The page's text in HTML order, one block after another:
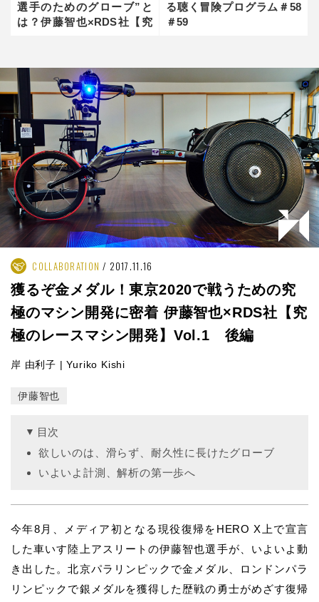
選手のためのグローブ”と
は？伊藤智也×RDS社【究
る聴く冒険プログラム＃58
＃59
COLLABORATION 2017.11.16
獲るぞ金メダル！東京2020で戦うための究
極のマシン開発に密着 伊藤智也×RDS社【究
極のレースマシン開発】Vol.1 後編
岸 由利子 | Yuriko Kishi
伊藤智也
目次
欲しいのは、滑らず、耐久性に長けたグローブ
いよいよ計測、解析の第一歩へ
今年8月、メディア初となる現役復帰をHERO X上で宣言
した車いす陸上アスリートの伊藤智也選手が、いよいよ動
き出した。北京パラリンピックで金メダル、ロンドンパラ
リンピックで銀メダルを獲得した歴戦の勇士がめざす復帰